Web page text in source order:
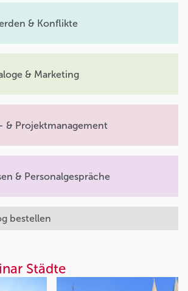
& Konflikte
& Marketing
& Projektmanagement
& Personalgespräche
bestellen
Städte